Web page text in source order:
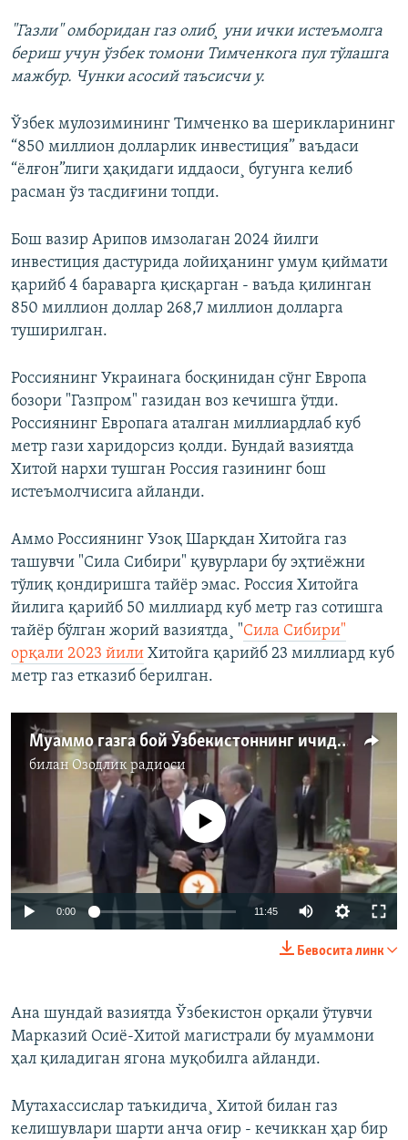
"Газли" омборидан газ олиб¸ уни ички истеъмолга
бериш учун ўзбек томони Тимченкога пул тўлашга
мажбур. Чунки асосий таъсисчи у.
Ўзбек мулозимининг Тимченко ва шерикларининг
“850 миллион долларлик инвестиция” ваъдаси
“ëлғон”лиги ҳақидаги иддаоси¸ бугунга келиб
расман ўз тасдиғини топди.
Бош вазир Арипов имзолаган 2024 йилги
инвестиция дастурида лойиҳанинг умум қиймати
қарийб 4 бараварга қисқарган - ваъда қилинган
850 миллион доллар 268,7 миллион долларга
туширилган.
Россиянинг Украинага босқинидан сўнг Европа
бозори "Газпром" газидан воз кечишга ўтди.
Россиянинг Европага аталган миллиардлаб куб
метр гази харидорсиз қолди. Бундай вазиятда
Хитой нархи тушган Россия газининг бош
истеъмолчисига айланди.
Аммо Россиянинг Узоқ Шарқдан Хитойга газ
ташувчи "Сила Сибири" қувурлари бу эҳтиëжни
тўлиқ қондиришга тайëр эмас. Россия Хитойга
йилига қарийб 50 миллиард куб метр газ сотишга
тайëр бўлган жорий вазиятда¸ "Сила Сибири"
орқали 2023 йили Хитойга қарийб 23 миллиард куб
метр газ етказиб берилган.
Муаммо газга бой Ўзбекистоннинг ичида - эксперт
биланОзодлик радиоси
240p
720p
Айни дамда медиа-манба мавжуд эмас
0:00 11:45
720p
Бевосита линк
Ана шундай вазиятда Ўзбекистон орқали ўтувчи
Марказий Осиë-Хитой магистрали бу муаммони
ҳал қиладиган ягона муқобилга айланди.
Мутахассислар таъкидича¸ Хитой билан газ
келишувлари шарти анча оғир - кечиккан ҳар бир